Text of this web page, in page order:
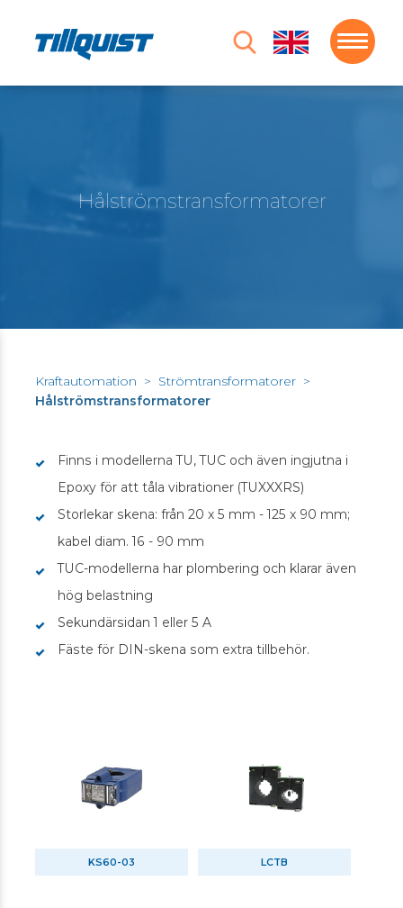
Hålströmstransformatorer
Kraftautomation > Strömtransformatorer >
Hålströmstransformatorer
Finns i modellerna TU, TUC och även ingjutna i
Epoxy för att tåla vibrationer (TUXXXRS)
Storlekar skena: från 20 x 5 mm - 125 x 90 mm;
kabel diam. 16 - 90 mm
TUC-modellerna har plombering och klarar även
hög belastning
Sekundärsidan 1 eller 5 A
Fäste för DIN-skena som extra tillbehör.
KS60-03 LCTB